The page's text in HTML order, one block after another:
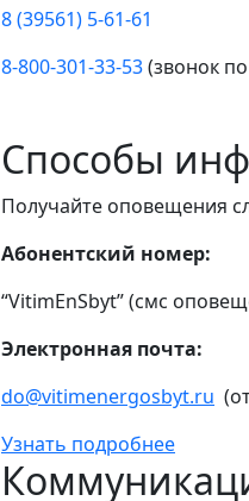
8 (39561) 5-61-61
8-800-301-33-53(звонок
Способы
Получайте оповещения
Абонентский номер:
“VitimEnSbyt” (смс
Электронная почта:
do@vitimenergosbyt.ru
Узнать подробнее